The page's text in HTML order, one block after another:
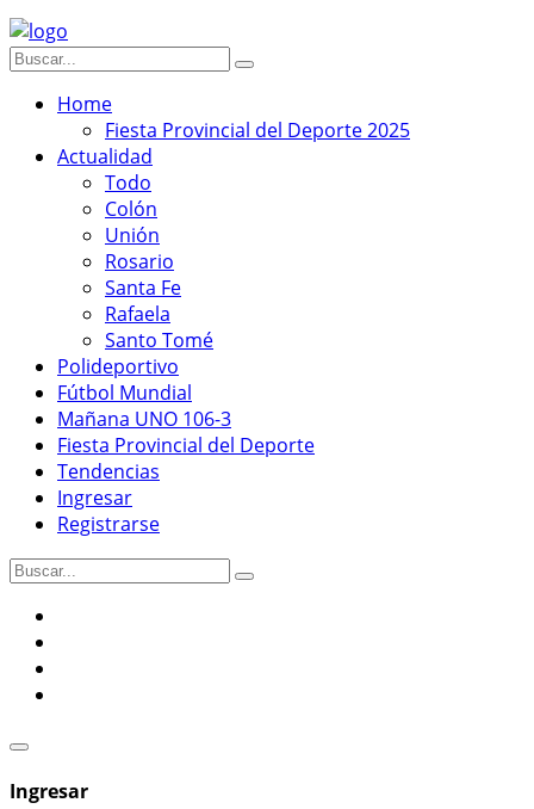
Home
Fiesta Provincial del Deporte 2025
Actualidad
Todo
Colón
Unión
Rosario
Santa Fe
Rafaela
Santo Tomé
Polideportivo
Fútbol Mundial
Mañana UNO 106-3
Fiesta Provincial del Deporte
Tendencias
Ingresar
Registrarse
Ingresar